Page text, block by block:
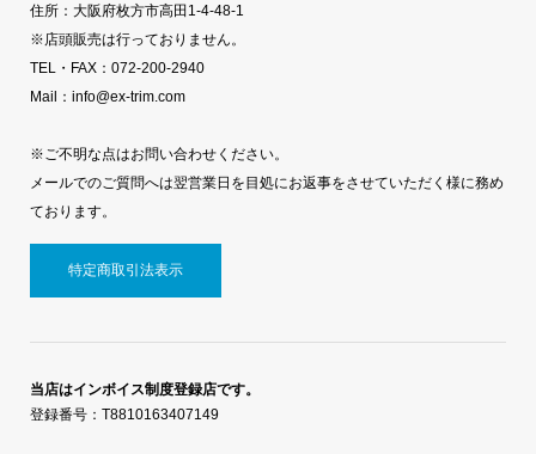
住所：大阪府枚方市高田1-4-48-1
※店頭販売は行っておりません。
TEL・FAX：072-200-2940
Mail：info@ex-trim.com
※ご不明な点はお問い合わせください。
メールでのご質問へは翌営業日を目処にお返事をさせていただく様に務め
ております。
特定商取引法表示
当店はインボイス制度登録店です。
登録番号：T8810163407149